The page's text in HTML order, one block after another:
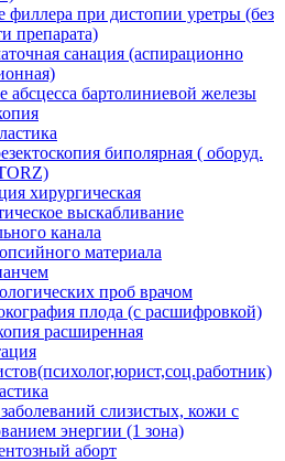
филлера при дистопии уретры (без
препарата)
санация (аспирационно
абсцесса бартолиниевой железы
биполярная ( оборуд.
хирургическая
выскабливание
канала
материала
проб врачом
плода (с расшифровкой)
расширенная
слизистых, кожи с
энергии (1 зона)
аборт